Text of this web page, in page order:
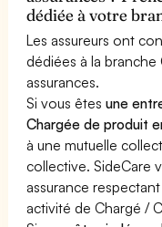
dédiée à votre
Les assureurs ont
dédiées à la
assurances.
Si vous êtesune
Chargée de produit
à une mutuelle
collective. SideCare
assurance
activité de Chargé /